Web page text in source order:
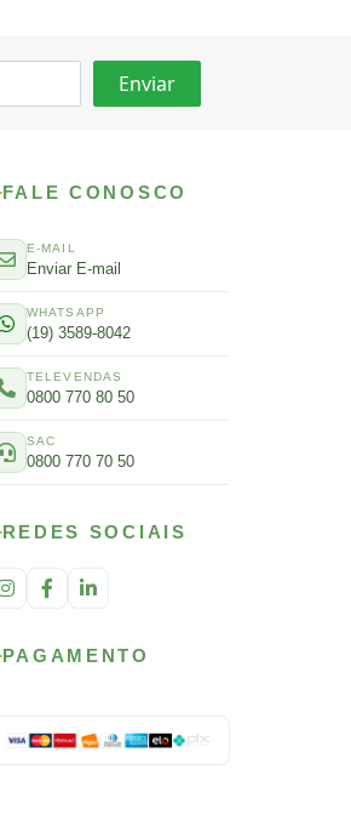
FALE CONOSCO
E-MAIL
Enviar E-mail
WHATSAPP
(19) 3589-8042
TELEVENDAS
0800 770 80 50
SAC
0800 770 70 50
REDES SOCIAIS
PAGAMENTO